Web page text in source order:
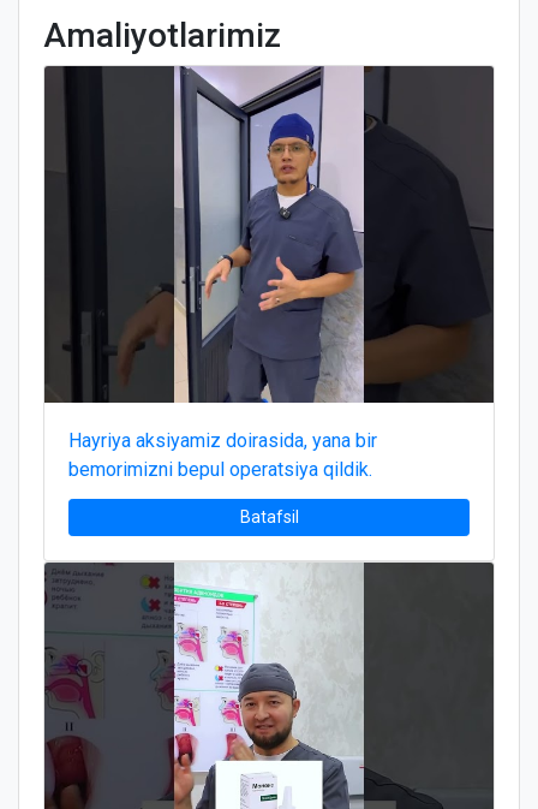
Amaliyotlarimiz
Hayriya aksiyamiz doirasida, yana bir
bemorimizni bepul operatsiya qildik.
Batafsil